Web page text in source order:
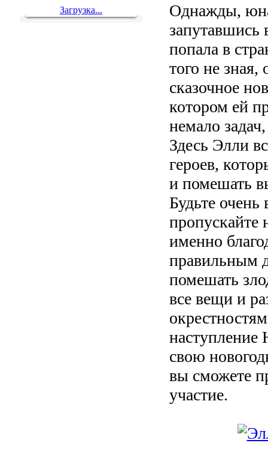
Загрузка...
Однажды,
запутавшись
попала в
того не зная,
сказочное
котором ей
немало
Здесь Элли
героев,
и помешать
Будьте
пропускайте
именно
правильным
помешать
все вещи и
наступление
свою
вы сможете
участие.